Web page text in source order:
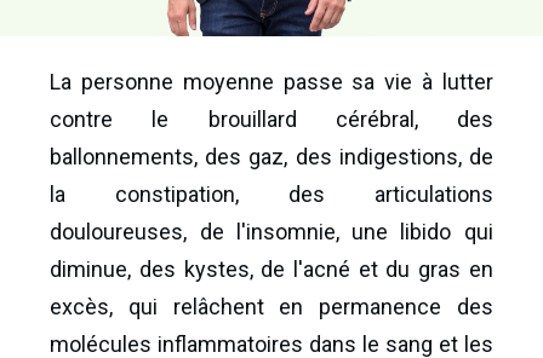
La personne moyenne passe sa vie à lutter
contre le brouillard cérébral, des
ballonnements, des gaz, des indigestions, de
la constipation, des articulations
douloureuses, de l'insomnie, une libido qui
diminue, des kystes, de l'acné et du gras en
excès, qui relâchent en permanence des
molécules inflammatoires dans le sang et les